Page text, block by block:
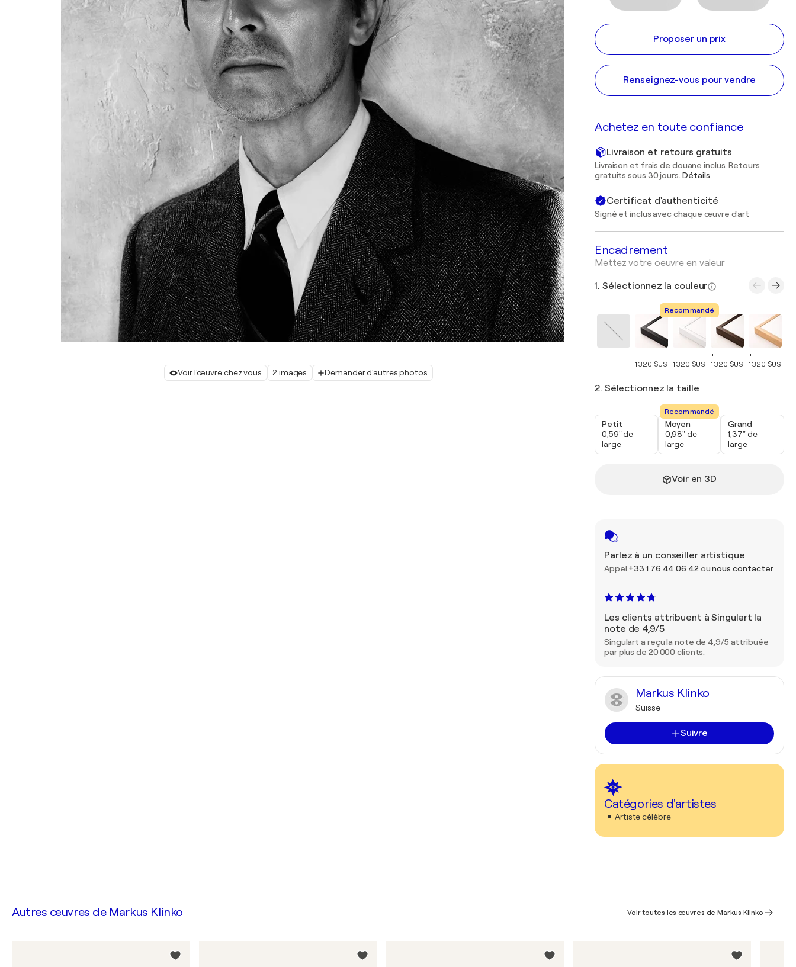
Voir l'œuvre chez vous 2 images Demander d'autres photos
Proposer un prix
Renseignez-vous pour vendre
Achetez en toute confiance
Livraison et retours gratuits
Livraison et frais de douane inclus. Retours
gratuits sous 30 jours. Détails
Certificat d'authenticité
Signé et inclus avec chaque œuvre d'art
Encadrement
Mettez votre oeuvre en valeur
1. Sélectionnez la couleur
+
1 320 $US
Recommandé
+
1 320 $US
+
1 320 $US
+
1 320 $US
2. Sélectionnez la taille
Petit
0,59" de
large
Recommandé
Moyen
0,98" de
large
Grand
1,37" de
large
Voir en 3D
Parlez à un conseiller artistique
Appel +33 1 76 44 06 42 ounous contacter
Les clients attribuent à Singulart la
note de 4,9/5
Singulart a reçu la note de 4,9/5 attribuée
par plus de 20 000 clients.
Markus Klinko
Suisse
Suivre
Catégories d'artistes
Artiste célèbre
Autres œuvres de Markus Klinko Voir toutes les œuvres de Markus Klinko